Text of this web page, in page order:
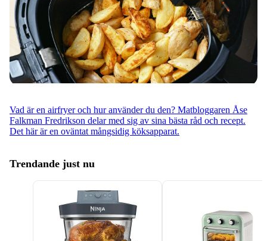
Vad är en airfryer och hur använder du den? Matbloggaren Åse
Falkman Fredrikson delar med sig av sina bästa råd och recept.
Det här är en oväntat mångsidig köksapparat.
Trendande just nu